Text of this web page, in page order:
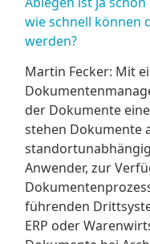
wie schnell können
werden?
Martin Fecker: Mit
der Dokumente
stehen Dokumente
Anwender, zur
führenden
ERP oder